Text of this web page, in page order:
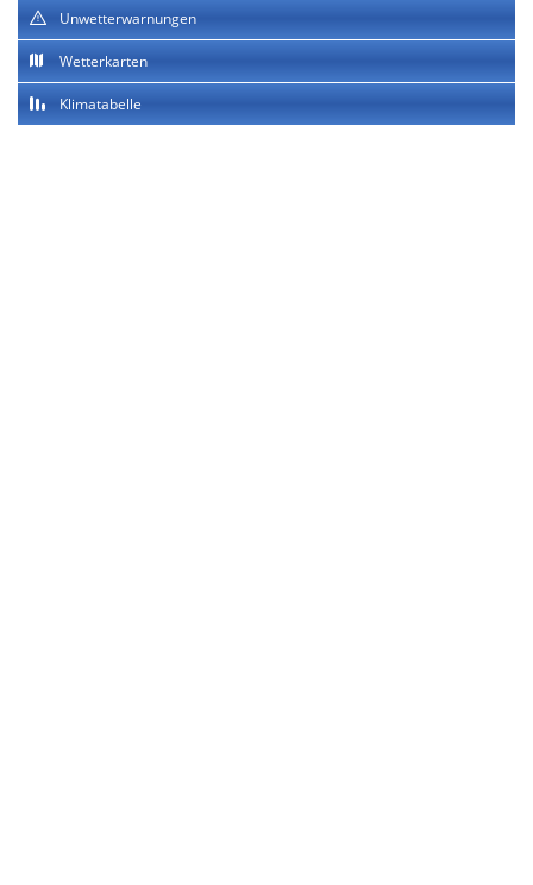
Unwetterwarnungen
Wetterkarten
Klimatabelle